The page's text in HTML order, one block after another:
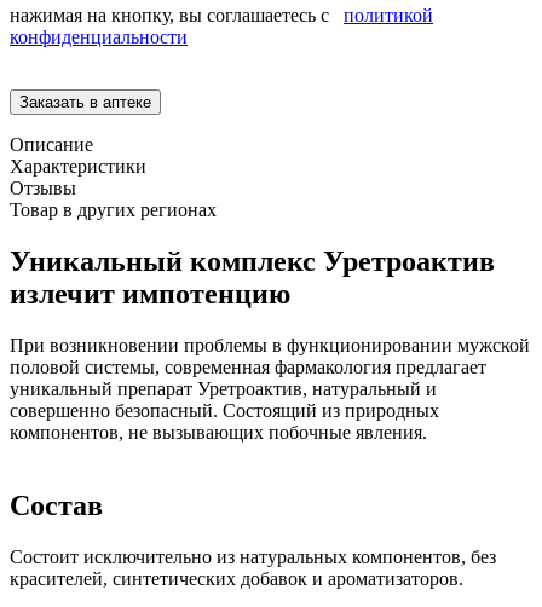
нажимая на кнопку, вы соглашаетесь с политикой
конфиденциальности
Описание
Характеристики
Отзывы
Товар в других регионах
Уникальный комплекс Уретроактив
излечит импотенцию
При возникновении проблемы в функционировании мужской
половой системы, современная фармакология предлагает
уникальный препарат Уретроактив, натуральный и
совершенно безопасный. Состоящий из природных
компонентов, не вызывающих побочные явления.
Состав
Состоит исключительно из натуральных компонентов, без
красителей, синтетических добавок и ароматизаторов.